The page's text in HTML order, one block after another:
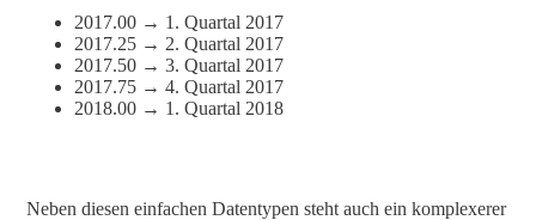
2017.00 → 1. Quartal 2017
2017.25 → 2. Quartal 2017
2017.50 → 3. Quartal 2017
2017.75 → 4. Quartal 2017
2018.00 → 1. Quartal 2018
Neben diesen einfachen Datentypen steht auch ein komplexerer